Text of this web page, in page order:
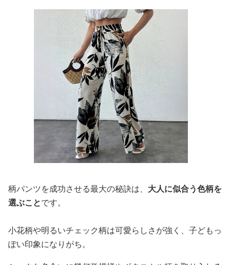
柄パンツを成功させる最大の秘訣は、 大人に似合う色柄を
選ぶことです。
小花柄や明るいチェック柄は可愛らしさが強く、子どもっ
ぽい印象になりがち。